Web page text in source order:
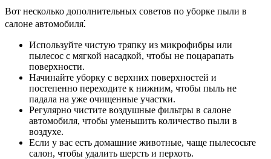
Вот несколько дополнительных советов по уборке пыли в
салоне автомобиля⁚
Используйте чистую тряпку из микрофибры или
пылесос с мягкой насадкой, чтобы не поцарапать
поверхности.
Начинайте уборку с верхних поверхностей и
постепенно переходите к нижним, чтобы пыль не
падала на уже очищенные участки.
Регулярно чистите воздушные фильтры в салоне
автомобиля, чтобы уменьшить количество пыли в
воздухе.
Если у вас есть домашние животные, чаще пылесосьте
салон, чтобы удалить шерсть и перхоть.